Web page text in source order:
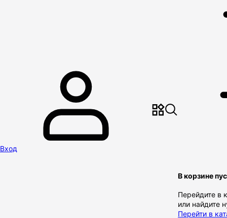
Вход
В корзине
Перейдите в
или найдите
Перейти в